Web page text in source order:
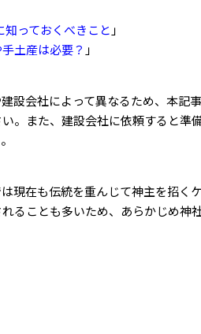
っておくべきこと 」
土産は必要？ 」
設会社によって異なるため、本記
。また、建設会社に依頼すると準
現在も伝統を重んじて神主を招く
ることも多いため、あらかじめ神